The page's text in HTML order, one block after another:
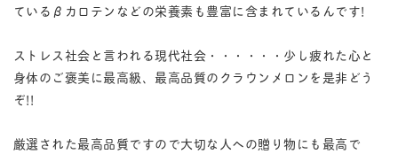
ているβカロテンなどの栄養素も豊富に含まれているんです!
ストレス社会と言われる現代社会・・・・・・少し疲れた心と
身体のご褒美に最高級、最高品質のクラウンメロンを是非どう
ぞ!!
厳選された最高品質ですので大切な人への贈り物にも最高で